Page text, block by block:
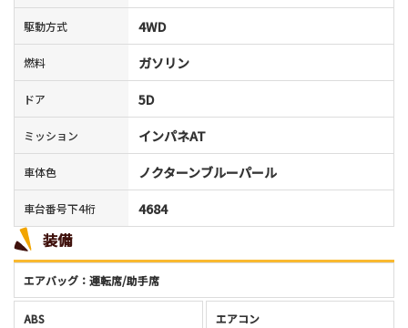
駆動方式 4WD
燃料 ガソリン
ドア 5D
ミッション インパネAT
車体色 ノクターンブルーパール
車台番号下4桁 4684
装備
エアバッグ：運転席/助手席
ABS エアコン